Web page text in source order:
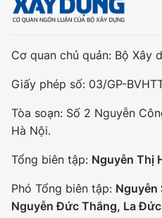
Cơ quan chủ quản: Bộ Xây
Giấy phép số: 03/GP-
Tòa soạn: Số 2 Nguyễn
Hà Nội.
Tổng biên tập: Nguyễn Thị
Phó Tổng biên tập: Nguyễn
Nguyễn Đức Thắng, La